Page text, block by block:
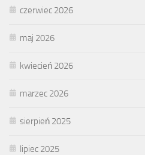
czerwiec 2026
maj 2026
kwiecień 2026
marzec 2026
sierpień 2025
lipiec 2025